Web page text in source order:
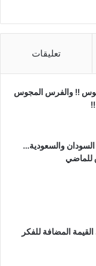
تعليقات
!! والفرس المجوس
السودان والسعودية…
للماضي
المضافة للفكر